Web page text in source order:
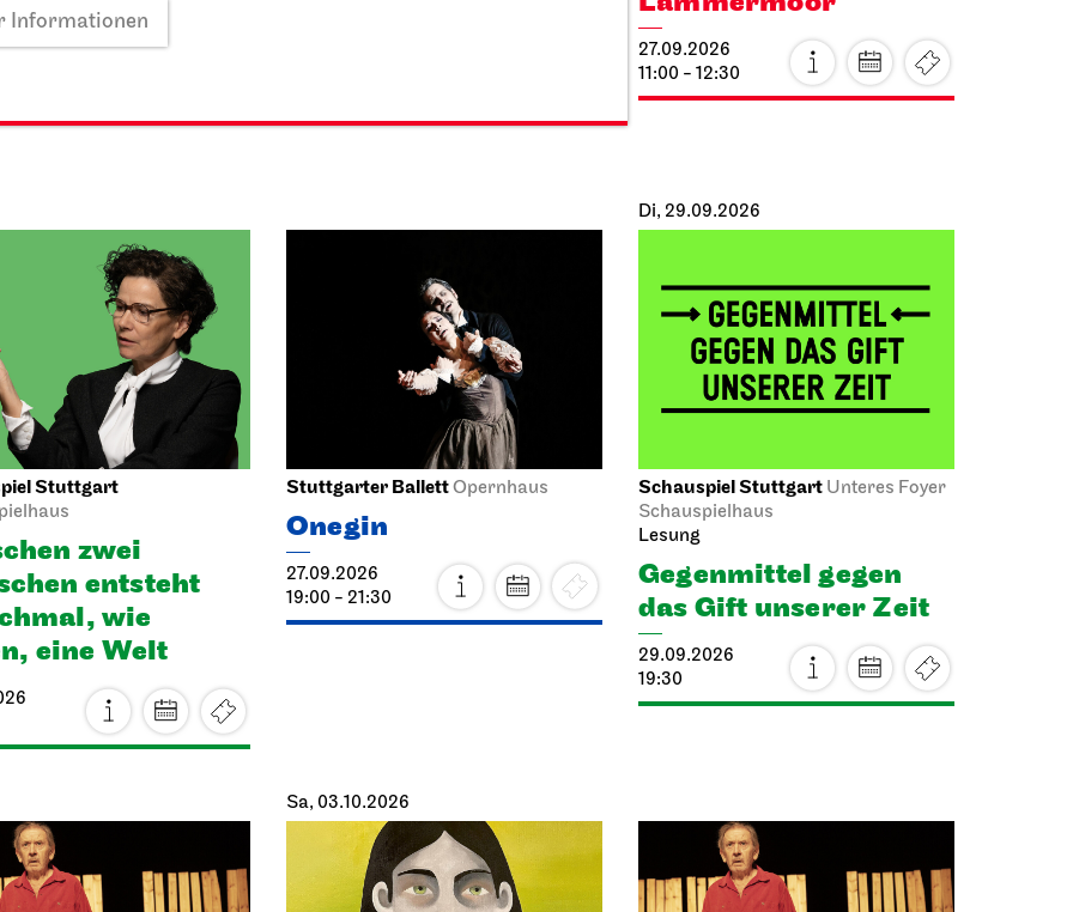
Informationen
27.09.2026
11:00 - 12:30
Stuttgart
zwei
ent­steht
wie
eine Welt
Stuttgarter BallettOpernhaus
Onegin
27.09.2026
19:00 - 21:30
Di, 29.09.2026
Schauspiel Stuttgart Unteres Foyer
Schauspielhaus
Lesung
Gegen­mittel gegen
das Gift unserer Zeit
29.09.2026
19:30
Sa, 03.10.2026